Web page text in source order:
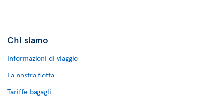
Chi siamo
Informazioni di viaggio
La nostra flotta
Tariffe bagagli